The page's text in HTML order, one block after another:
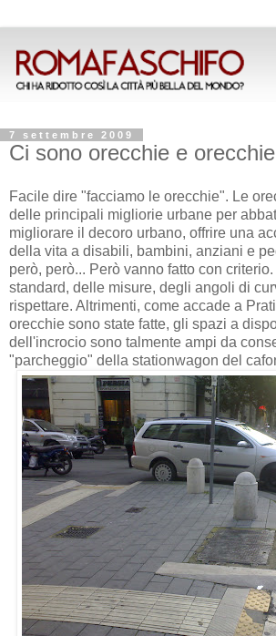
7 settembre 2009
Ci sono orecchie e
Facile dire "facciamo le orecchie". Le
delle principali migliorie urbane per
migliorare il decoro urbano, offrire una
della vita a disabili, bambini, anziani e
però, però... Però vanno fatto con
standard, delle misure, degli angoli di
rispettare. Altrimenti, come accade a
orecchie sono state fatte, gli spazi a
dell'incrocio sono talmente ampi da
"parcheggio" della stationwagon del